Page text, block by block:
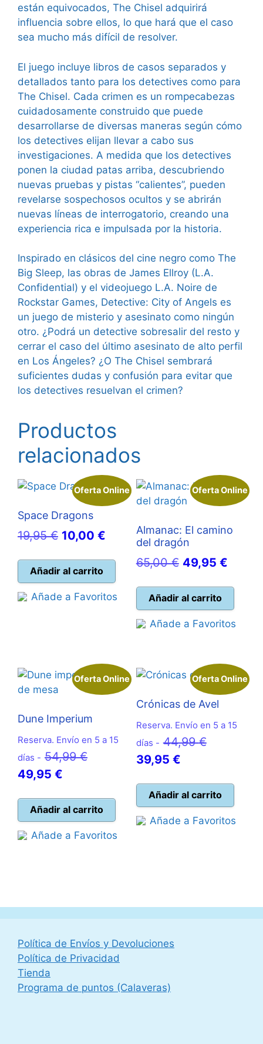
están equivocados, The Chisel adquirirá
influencia sobre ellos, lo que hará que el caso
sea mucho más difícil de resolver.
El juego incluye libros de casos separados y
detallados tanto para los detectives como para
The Chisel. Cada crimen es un rompecabezas
cuidadosamente construido que puede
desarrollarse de diversas maneras según cómo
los detectives elijan llevar a cabo sus
investigaciones. A medida que los detectives
ponen la ciudad patas arriba, descubriendo
nuevas pruebas y pistas “calientes”, pueden
revelarse sospechosos ocultos y se abrirán
nuevas líneas de interrogatorio, creando una
experiencia rica e impulsada por la historia.
Inspirado en clásicos del cine negro como The
Big Sleep, las obras de James Ellroy (L.A.
Confidential) y el videojuego L.A. Noire de
Rockstar Games, Detective: City of Angels es
un juego de misterio y asesinato como ningún
otro. ¿Podrá un detective sobresalir del resto y
cerrar el caso del último asesinato de alto perfil
en Los Ángeles? ¿O The Chisel sembrará
suficientes dudas y confusión para evitar que
los detectives resuelvan el crimen?
Productos
relacionados
Oferta Online
Space Dragons
19,95€ El
original
10,00 €
actual
10,00 €.
Añadir al carrito
Añade a Favoritos
Oferta Online
Almanac: El camino
del dragón
65,00€ El
original
49,95 €El
Añadir al carrito
Añade a Favoritos
Oferta Online
Dune Imperium
Reserva. Envío en 5 a 15
días - 54,99€El
era:
54,99 €.
49,95 €
actual
es:
49,95 €.
Añadir al carrito
Añade a Favoritos
Oferta Online
Crónicas de Avel
Reserva. Envío en 5 a 15
días - 44,99€El
era:
44,99 €.
39,95 €El
actual
es:
39,95 €.
Añadir al carrito
Añade a Favoritos
Política de Envíos y Devoluciones
Política de Privacidad
Tienda
Programa de puntos (Calaveras)